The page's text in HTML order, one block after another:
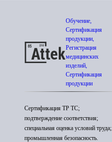
Обучение,
Сертификация
продукции,
Регистрация
медицинских
изделий,
Сертификация
продукции
Сертификация ТР ТС;
подтверждение соответствия;
специальная оценка условий труда;
промышленная безопасность.